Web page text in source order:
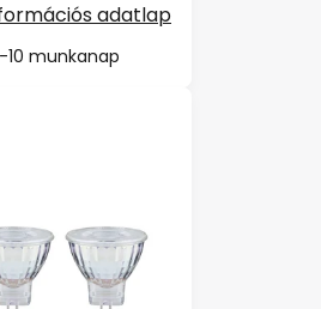
adatlap
10 munkanap